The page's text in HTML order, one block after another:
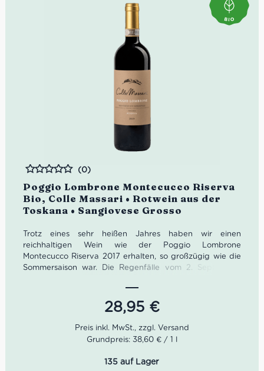
Poggio Lombrone Montecucco Riserva
Bio, Colle Massari • Rotwein aus der
Toskana • Sangiovese Grosso
Bewertet
(0)
Trotz eines sehr heißen Jahres haben wir einen
reichhaltigen Wein wie der Poggio Lombrone
Montecucco Riserva 2017 erhalten, so großzügig wie die
Sommersaison war. Die Regenfälle vom 2. September,
normalen Reiferhythmus wieder her. Die Poggio
Lombrone Montecucco aus der Selektion von Sangiovese
Riserva stammen von Trauben, die dank der milderen
und kühleren Septembernächte eine tanninhaltige
Harmonie und organoleptische Komplexität erlangt
Ideale Versandverpackung: 21 Flasche
28,95 €
Grundpreis: 38,60 € / 1 l
135 auf Lager